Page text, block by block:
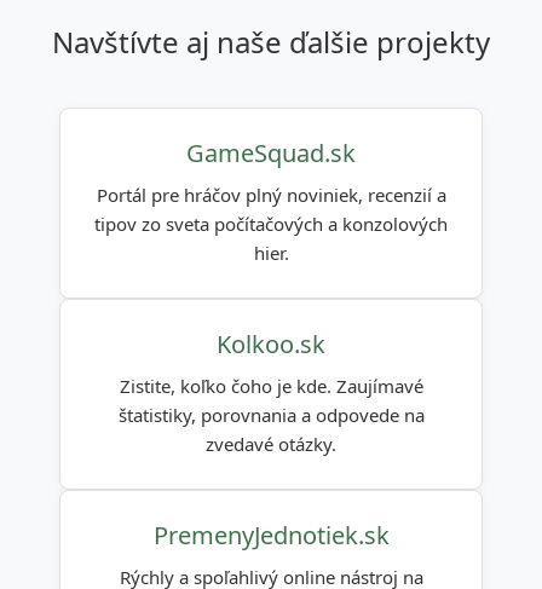
navštívte aj naše ďalšie projekty
GameSquad.sk
Portál pre hráčov plný noviniek, recenzií a
tipov zo sveta počítačových a konzolových
hier.
Kolkoo.sk
Zistite, koľko čoho je kde. Zaujímavé
štatistiky, porovnania a odpovede na
zvedavé otázky.
PremenyJednotiek.sk
Rýchly a spoľahlivý online nástroj na